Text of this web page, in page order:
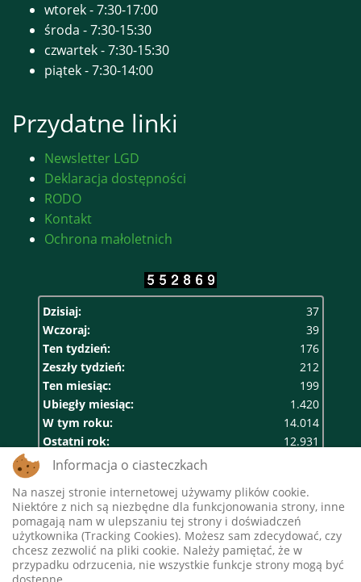
wtorek - 7:30-17:00
środa - 7:30-15:30
czwartek - 7:30-15:30
piątek - 7:30-14:00
Przydatne linki
Newsletter LGD
Deklaracja dostępności
RODO
Kontakt
Ochrona małoletnich
Dzisiaj:
37
Wczoraj:
39
Ten tydzień:
176
Zeszły tydzień:
212
Ten miesiąc:
199
Ubiegły miesiąc:
1.420
W tym roku:
14.014
Ostatni rok:
12.931
Razem:
Informacja o ciasteczkach
Na naszej stronie internetowej używamy plików cookie.
Niektóre z nich są niezbędne dla funkcjonowania strony, inne
pomagają nam w ulepszaniu tej strony i doświadczeń
użytkownika (Tracking Cookies). Możesz sam zdecydować, czy
chcesz zezwolić na pliki cookie. Należy pamiętać, że w
przypadku odrzucenia, nie wszystkie funkcje strony mogą być